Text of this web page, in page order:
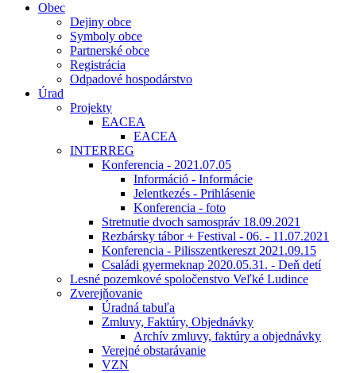
Obec
Dejiny obce
Symboly obce
Partnerské obce
Registrácia
Odpadové hospodárstvo
Úrad
Projekty
EACEA
EACEA
INTERREG
Konferencia - 2021.07.05
Információ - Informácie
Jelentkezés - Prihlásenie
Konferencia - foto
Stretnutie dvoch samospráv 18.09.2021
Rezbársky tábor + Festival - 06. - 11.07.2021
Konferencia - Pilisszentkereszt 2021.09.15
Családi gyermeknap 2020.05.31. - Deň detí
Lesné pozemkové spoločenstvo Veľké Ludince
Zverejňovanie
Úradná tabuľa
Zmluvy, Faktúry, Objednávky
Archív zmluvy, faktúry a objednávky
Verejné obstarávanie
VZN